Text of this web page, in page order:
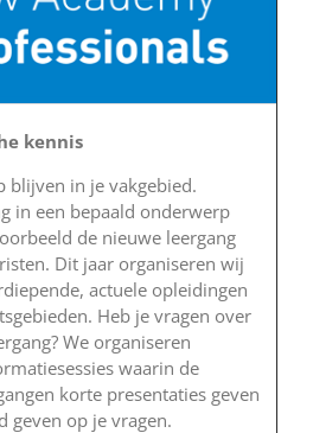
kennis
blijven in je vakgebied.
in een bepaald onderwerp
de nieuwe leergang
Dit jaar organiseren wij
actuele opleidingen
Heb je vragen over
We organiseren
waarin de
korte presentaties geven
geven op je vragen.